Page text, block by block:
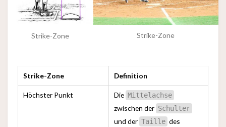
Strike-Zone Strike-Zone
Strike-Zone Definition
Höchster Punkt Die Mittelachse
zwischen der Schulter
und der Taille des